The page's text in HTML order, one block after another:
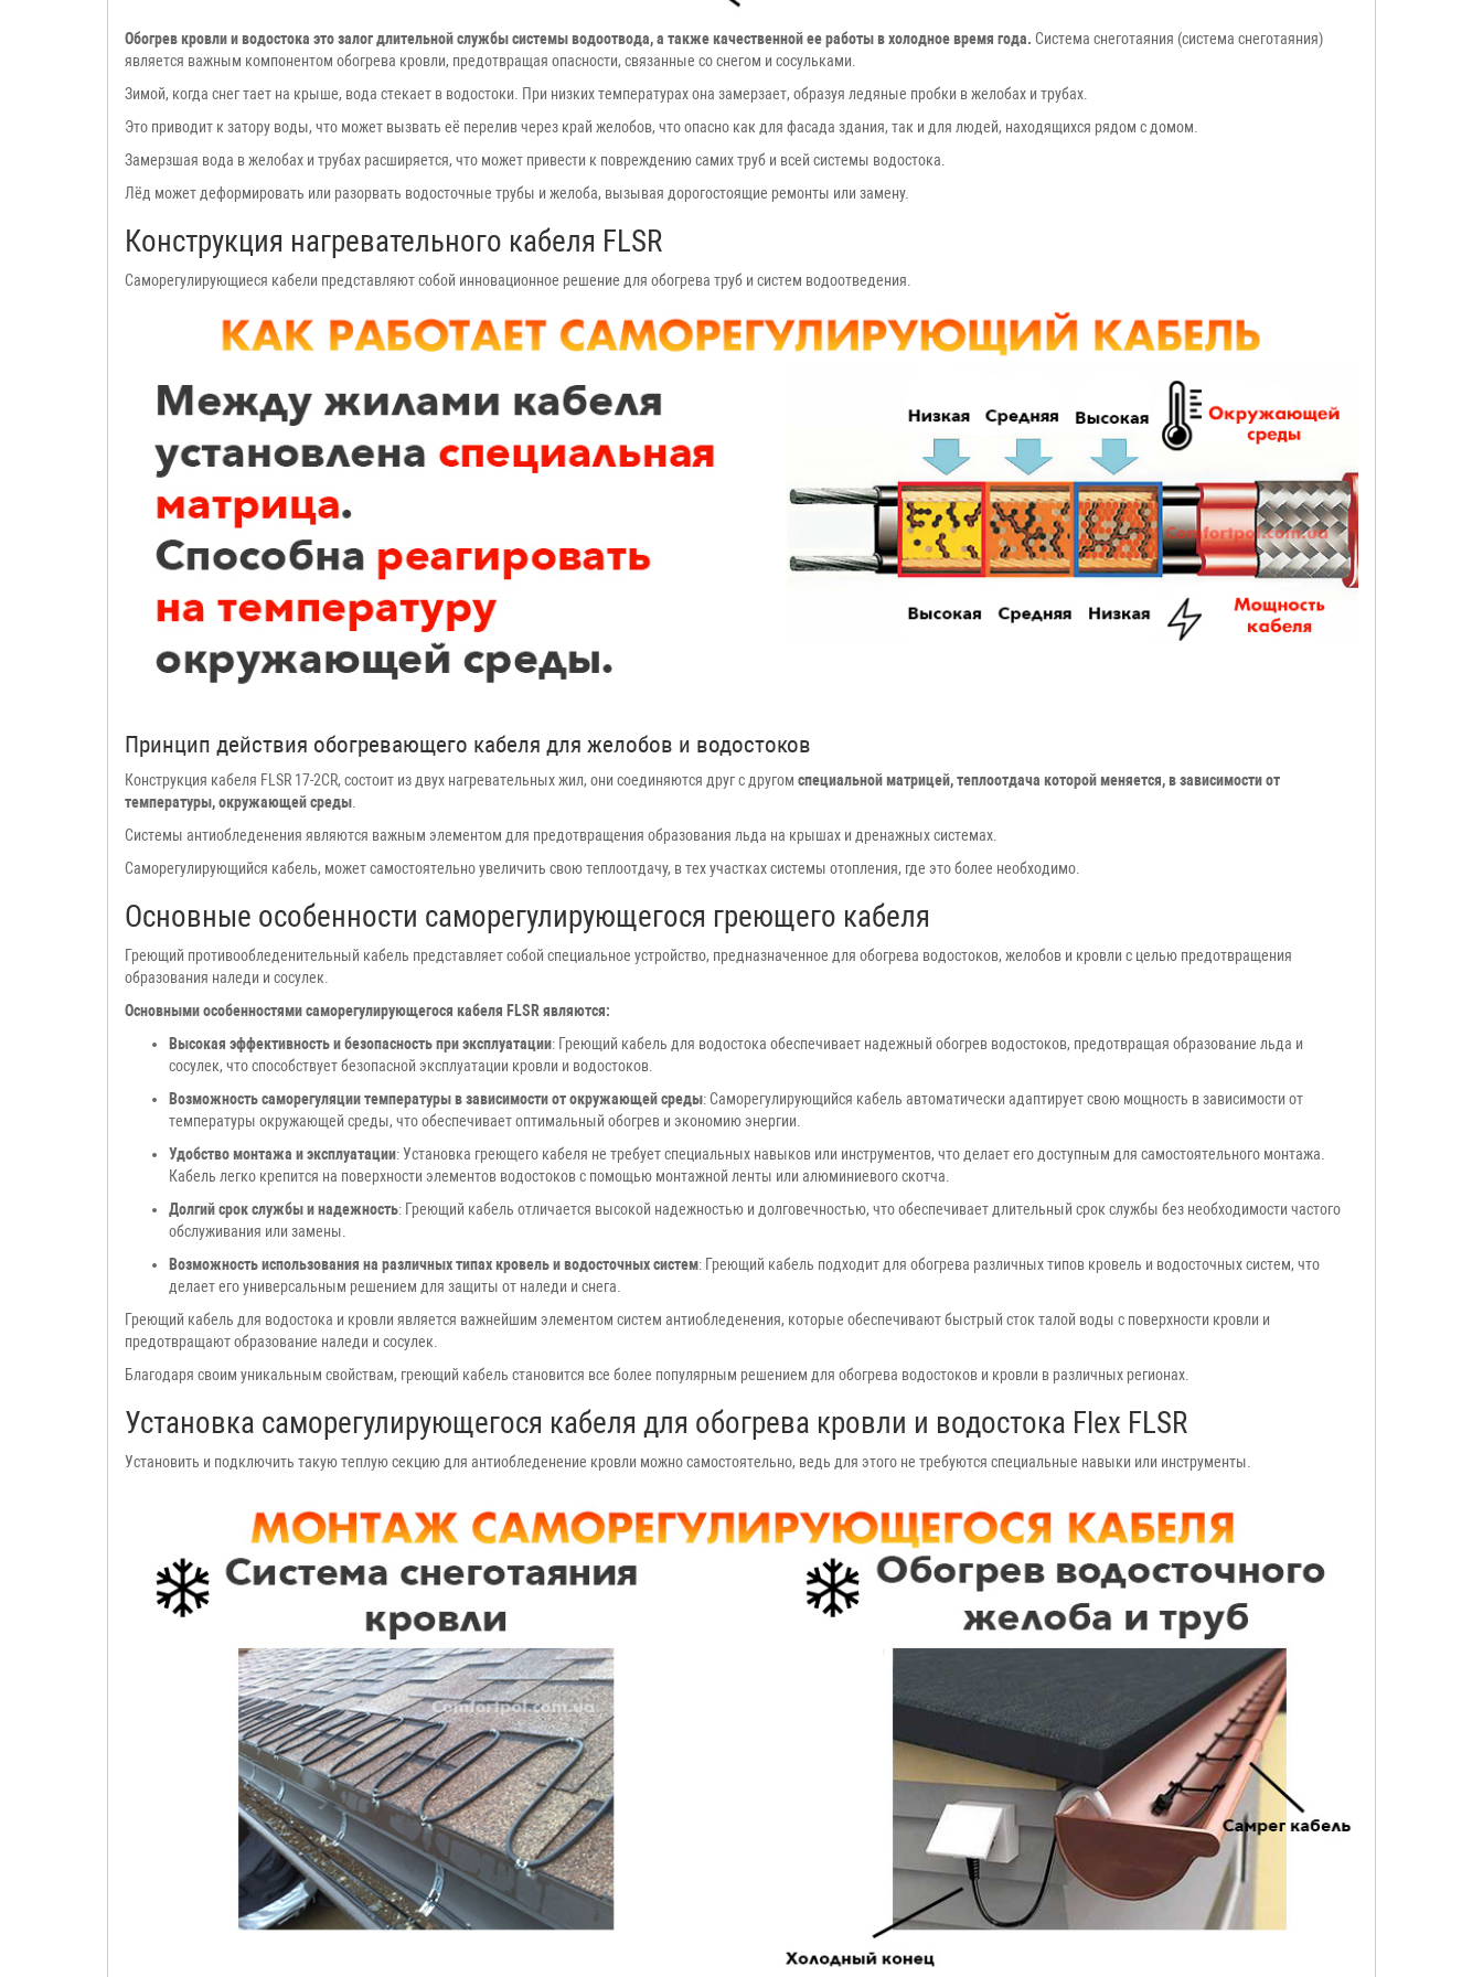
Обогрев кровли и водостока это залог длительной службы системы водоотвода, а также качественной ее работы в холодное время года. Система снеготаяния (система снеготаяния)
является важным компонентом обогрева кровли, предотвращая опасности, связанные со снегом и сосульками.
Зимой, когда снег тает на крыше, вода стекает в водостоки. При низких температурах она замерзает, образуя ледяные пробки в желобах и трубах.
Это приводит к затору воды, что может вызвать её перелив через край желобов, что опасно как для фасада здания, так и для людей, находящихся рядом с домом.
Замерзшая вода в желобах и трубах расширяется, что может привести к повреждению самих труб и всей системы водостока.
Лёд может деформировать или разорвать водосточные трубы и желоба, вызывая дорогостоящие ремонты или замену.
Конструкция нагревательного кабеля FLSR
Саморегулирующиеся кабели представляют собой инновационное решение для обогрева труб и систем водоотведения.
Принцип действия обогревающего кабеля для желобов и водостоков
Конструкция кабеля FLSR 17-2CR, состоит из двух нагревательных жил, они соединяются друг с другом специальной матрицей, теплоотдача которой меняется, в зависимости от
температуры, окружающей среды
Системы антиобледенения являются важным элементом для предотвращения образования льда на крышах и дренажных системах.
Саморегулирующийся кабель, может самостоятельно увеличить свою теплоотдачу, в тех участках системы отопления, где это более необходимо.
Основные особенности саморегулирующегося греющего кабеля
Греющий противообледенительный кабель представляет собой специальное устройство, предназначенное для обогрева водостоков, желобов и кровли с целью предотвращения
образования наледи и сосулек.
Основными особенностями саморегулирующегося кабеля FLSR являются:
Высокая эффективность и безопасность при эксплуатации: Греющий кабель для водостока обеспечивает надежный обогрев водостоков, предотвращая образование льда и
сосулек, что способствует безопасной эксплуатации кровли и водостоков.
Возможность саморегуляции температуры в зависимости от окружающей среды: Саморегулирующийся кабель автоматически адаптирует свою мощность в зависимости от
температуры окружающей среды, что обеспечивает оптимальный обогрев и экономию энергии.
Удобство монтажа и эксплуатации: Установка греющего кабеля не требует специальных навыков или инструментов, что делает его доступным для самостоятельного монтажа.
Кабель легко крепится на поверхности элементов водостоков с помощью монтажной ленты или алюминиевого скотча.
Долгий срок службы и надежность: Греющий кабель отличается высокой надежностью и долговечностью, что обеспечивает длительный срок службы без необходимости частого
обслуживания или замены.
Возможность использования на различных типах кровель и водосточных систем: Греющий кабель подходит для обогрева различных типов кровель и водосточных систем, что
делает его универсальным решением для защиты от наледи и снега.
Греющий кабель для водостока и кровли является важнейшим элементом систем антиобледенения, которые обеспечивают быстрый сток талой воды с поверхности кровли и
предотвращают образование наледи и сосулек.
Благодаря своим уникальным свойствам, греющий кабель становится все более популярным решением для обогрева водостоков и кровли в различных регионах.
Установка саморегулирующегося кабеля для обогрева кровли и водостока Flex FLSR
Установить и подключить такую теплую секцию для антиобледенение кровли можно самостоятельно, ведь для этого не требуются специальные навыки или инструменты.